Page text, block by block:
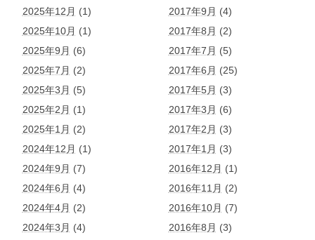
2025年12月 (1)
2025年10月 (1)
2025年9月 (6)
2025年7月 (2)
2025年3月 (5)
2025年2月 (1)
2025年1月 (2)
2024年12月 (1)
2024年9月 (7)
2024年6月 (4)
2024年4月 (2)
2024年3月 (4)
2017年9月 (4)
2017年8月 (2)
2017年7月 (5)
2017年6月 (25)
2017年5月 (3)
2017年3月 (6)
2017年2月 (3)
2017年1月 (3)
2016年12月 (1)
2016年11月 (2)
2016年10月 (7)
2016年8月 (3)